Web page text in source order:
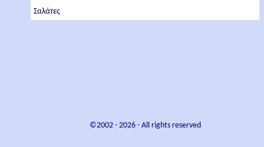
Σαλάτες
©2002 - 2026- All rights reserved